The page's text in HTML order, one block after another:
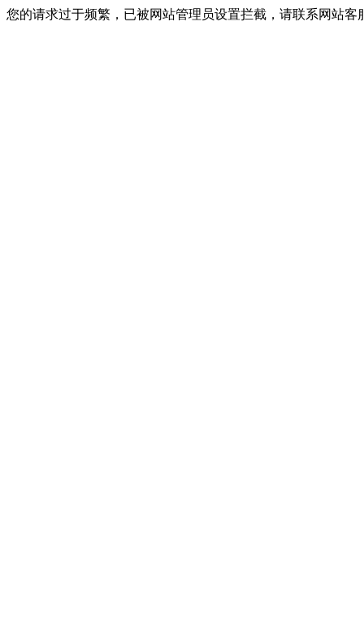
您的请求过于频繁，已被网站管理员设置拦截，请联系网站客